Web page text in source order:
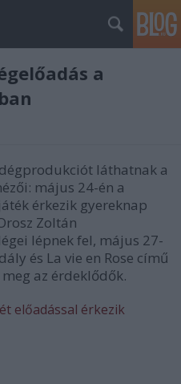
a
láthatnak a
május 24-én a
érkezik gyereknap
Zoltán
lépnek fel, május 27-
és La vie en Rose című
az érdeklődők.
előadással érkezik